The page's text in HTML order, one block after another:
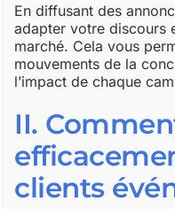
En diffusant des
adapter votre discours
marché. Cela vous
mouvements de la
l’impact de chaque
II.
clients